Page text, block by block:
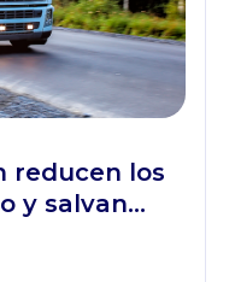
reducen los
y salvan